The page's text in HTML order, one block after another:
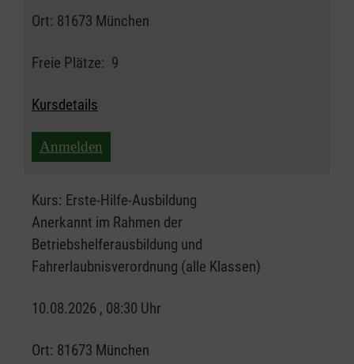
Ort: 81673 München
Freie Plätze: 9
Kursdetails
Anmelden
Kurs: Erste-Hilfe-Ausbildung
Anerkannt im Rahmen der
Betriebshelferausbildung und
Fahrerlaubnisverordnung (alle Klassen)
10.08.2026 , 08:30 Uhr
Ort: 81673 München